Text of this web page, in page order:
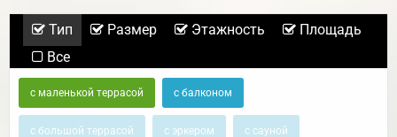
Тип Размер Этажность
Площадь
Все
с маленькой террасой с балконом
с большой террасой с эркером с сауной